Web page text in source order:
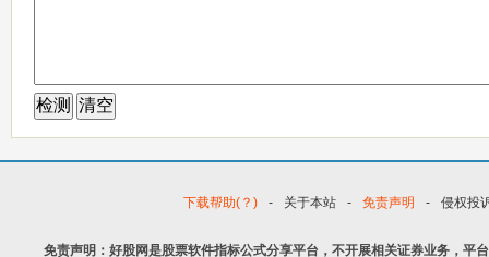
下载帮助(？) - 关于本站 - 免责声明 - 侵权投
免责声明：好股网是股票软件指标公式分享平台，不开展相关证券业务，平